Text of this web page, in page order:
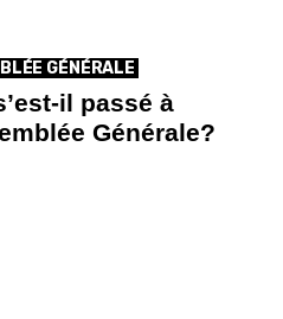
GÉNÉRALE
il passé à
Générale?